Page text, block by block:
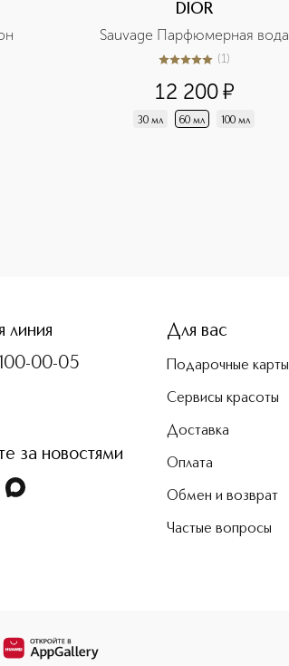
DIOR
Sauvage Парфюмерная вода
5из 51 (1)
12 200¤
30 мл 60 мл 100 мл
линия
00-05
за новостями
Для вас
Подарочные карты
Сервисы красоты
Доставка
Оплата
Обмен и возврат
Частые вопросы